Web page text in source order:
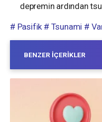
depremin ardından
# Pasifik # Tsunami #
BENZER İÇERIKLER